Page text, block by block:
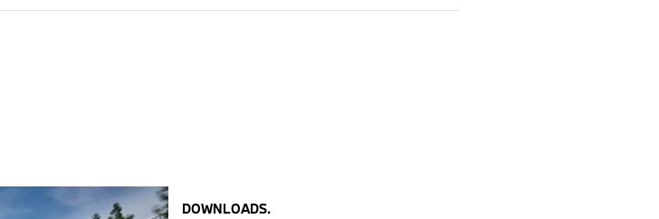
DOWNLOADS.